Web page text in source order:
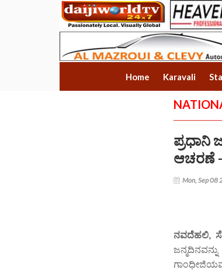
Home Karavali
ಪ್ರಧಾನಿ
ಆಚರಣೆ
Mon, Sep 08
ನವದೆಹಲಿ, ಸೆ.